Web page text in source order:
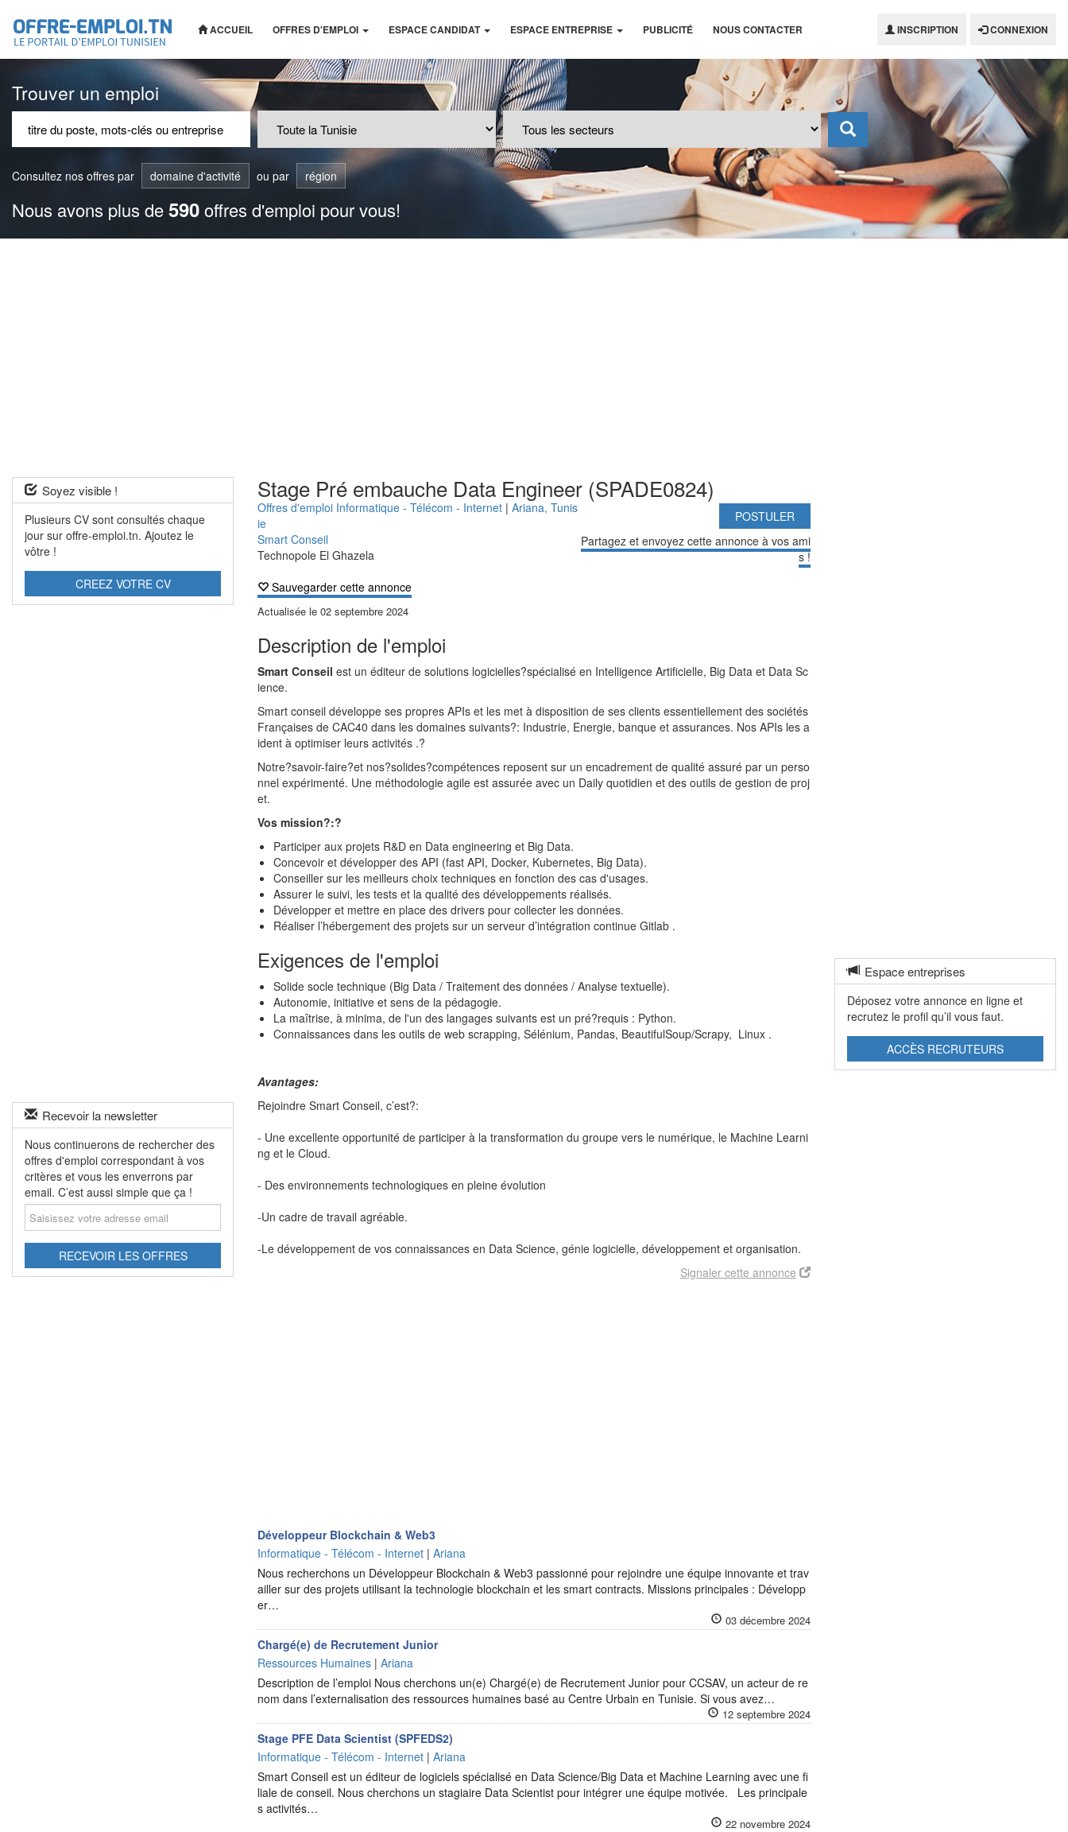
ACCUEIL OFFRES D'EMPLOI ESPACE CANDIDAT ESPACE ENTREPRISE PUBLICITÉ NOUS CONTACTER INSCRIPTION CONNEXION
Trouver un emploi
Consultez nos offres par domaine d'activité ou par région
Nous avons plus de590offres d'emploi pour vous!
Soyez visible !
Plusieurs CV sont consultés chaque
jour sur offre-emploi.tn. Ajoutez le
vôtre !
CREEZ VOTRE CV
Recevoir la newsletter
Nous continuerons de rechercher des
offres d'emploi correspondant à vos
critères et vous les enverrons par
email. C’est aussi simple que ça !
Saisissez
votre
adresse
RECEVOIR LES OFFRES
Stage Pré embauche Data Engineer (SPADE0824)
Offres d'emploi Informatique - Télécom - Internet |Ariana, Tunis
ie
Smart Conseil
Technopole El Ghazela
Sauvegarder cette annonce
Actualisée le02 septembre 2024
POSTULER
Partagez et envoyez cette annonce à vos ami
s !
Description de l'emploi
Smart Conseil est un éditeur de solutions logicielles?spécialisé en Intelligence Artificielle, Big Data et Data Sc
ience.
Smart conseil développe ses propres APIs et les met à disposition de ses clients essentiellement des sociétés
Françaises de CAC40 dans les domaines suivants?: Industrie, Energie, banque et assurances. Nos APIs les a
ident à optimiser leurs activités .?
Notre?savoir-faire?et nos?solides?compétences reposentsur un encadrement de qualité assuré par un perso
nnel expérimenté. Une méthodologie agile est assurée avec un Daily quotidien et des outils de gestion de proj
et.
Vos mission?:?
Participer aux projets R&D en Data engineering et Big Data.
Concevoir et développer des API (fast API, Docker, Kubernetes, Big Data).
Conseiller sur les meilleurs choix techniques en fonction des cas d'usages.
Assurer le suivi, les tests et la qualité des développements réalisés.
Développer et mettre en place des drivers pour collecter les données.
Réaliser l’hébergement des projets sur un serveur d’intégration continue Gitlab .
Exigences de l'emploi
Solide socle technique (Big Data / Traitement des données / Analyse textuelle).
Autonomie, initiative et sens de la pédagogie.
La maîtrise, à minima, de l'un des langages suivants est un pré?requis : Python.
Connaissances dans les outils de web scrapping, Sélénium, Pandas, BeautifulSoup/Scrapy, Linux .
Avantages:
Rejoindre Smart Conseil, c’est?:
- Une excellente opportunité de participer à la transformation du groupe vers le numérique, le Machine Learni
ng et le Cloud.
- Des environnements technologiques en pleine évolution
-Un cadre de travail agréable.
-Le développement de vos connaissances en Data Science, génie logicielle, développement et organisation.
Signaler cette annonce
Développeur Blockchain & Web3
Informatique - Télécom - Internet |Ariana
Nous recherchons un Développeur Blockchain & Web3 passionné pour rejoindre une équipe innovante et trav
ailler sur des projets utilisant la technologie blockchain et les smart contracts. Missions principales : Développ
er…
03 décembre 2024
Chargé(e) de Recrutement Junior
Ressources Humaines |Ariana
Description de l’emploi Nous cherchons un(e) Chargé(e) de Recrutement Junior pour CCSAV, un acteur de re
nom dans l’externalisation des ressources humaines basé au Centre Urbain en Tunisie. Si vous avez…
12 septembre 2024
Stage PFE Data Scientist (SPFEDS2)
Informatique - Télécom - Internet |Ariana
Smart Conseil est un éditeur de logiciels spécialisé en Data Science/Big Data et Machine Learning avec une fi
liale de conseil. Nous cherchons un stagiaire Data Scientist pour intégrer une équipe motivée. Les principale
s activités…
22 novembre 2024
Espace entreprises
Déposez votre annonce en ligne et
recrutez le profil qu’il vous faut.
ACCÈS RECRUTEURS